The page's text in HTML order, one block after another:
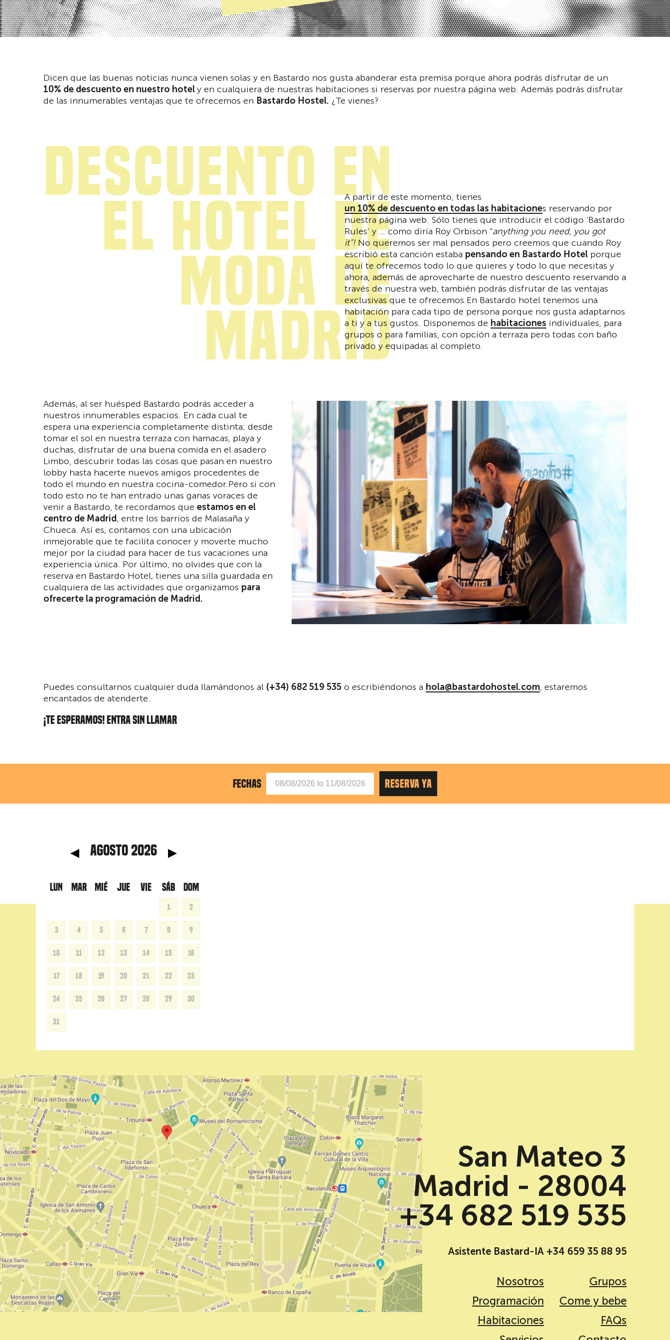
Dicen que las buenas noticias nunca vienen solas y en Bastardo nos gusta abanderar esta premisa porque ahora podrás disfrutar de un
10% de descuento en nuestro hotely en cualquiera de nuestras habitaciones si reservas por nuestra página web. Además podrás disfrutar
de las innumerables ventajas que te ofrecemos en Bastardo Hostel. ¿Te vienes?
Descuento en
el hotel de
moda de
Madrid
A partir de este momento, tienes
un 10% de descuento en todas las habitaciones reservando por
nuestra página web. Sólo tienes que introducir el código ‘Bastardo
Rules’ y … como diría Roy Orbison “anything you need, you got
it”! No queremos ser mal pensados pero creemos que cuando Roy
escribió esta canción estaba pensando en Bastardo Hotel porque
aquí te ofrecemos todo lo que quieres y todo lo que necesitas y
ahora, además de aprovecharte de nuestro descuento reservando a
través de nuestra web, también podrás disfrutar de las ventajas
exclusivas que te ofrecemos.En Bastardo hotel tenemos una
habitación para cada tipo de persona porque nos gusta adaptarnos
a ti y a tus gustos. Disponemos de habitaciones individuales, para
grupos o para familias, con opción a terraza pero todas con baño
privado y equipadas al completo.
Además, al ser huésped Bastardo podrás acceder a
nuestros innumerables espacios. En cada cual te
espera una experiencia completamente distinta; desde
tomar el sol en nuestra terraza con hamacas, playa y
duchas, disfrutar de una buena comida en el asadero
Limbo, descubrir todas las cosas que pasan en nuestro
lobby hasta hacerte nuevos amigos procedentes de
todo el mundo en nuestra cocina-comedor.Pero si con
todo esto no te han entrado unas ganas voraces de
venir a Bastardo, te recordamos que estamos en el
centro de Madrid, entre los barrios de Malasaña y
Chueca. Así es, contamos con una ubicación
inmejorable que te facilita conocer y moverte mucho
mejor por la ciudad para hacer de tus vacaciones una
experiencia única. Por último, no olvides que con la
reserva en Bastardo Hotel, tienes una silla guardada en
cualquiera de las actividades que organizamos para
ofrecerte la programación de Madrid.
Puedes consultarnos cualquier duda llamándonos al (+34) 682 519 535 o escribiéndonos a hola@bastardohostel.com, estaremos
encantados de atenderte.
¡TE ESPERAMOS! ENTRA SIN LLAMAR
FECHAS RESERVA YA
agosto 2026
LUN MAR MIÉ JUE VIE SÁB DOM
1 2
3 4 5 6 7 8 9
10 11 12 13 14 15 16
17 18 19 20 21 22 23
24 25 26 27 28 29 30
31
San Mateo 3
Madrid - 28004
+34 682 519 535
Asistente Bastard-IA +34 659 35 88 95
Nosotros
Programación
Habitaciones
Grupos
Come y bebe
FAQs